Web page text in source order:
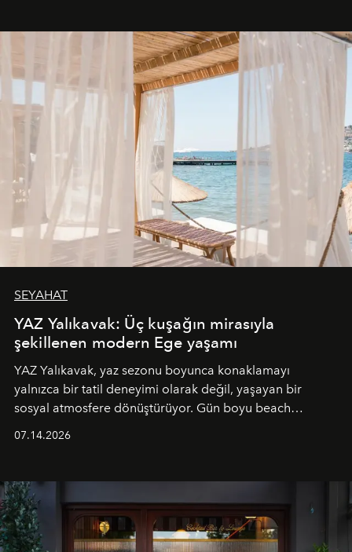
SEYAHAT
YAZ Yalıkavak: Üç kuşağın mirasıyla
şekillenen modern Ege yaşamı
YAZ Yalıkavak, yaz sezonu boyunca konaklamayı
yalnızca bir tatil deneyimi olarak değil, yaşayan bir
sosyal atmosfere dönüştürüyor. Gün boyu beach
tematik gastronomi geceleri misafirlerle buluşuyor.
Paylaşıma, lezzete ve müziğe odaklanan bu özel
akşamlar, YAZ’ın sade lüks anlayışını gün batımından
geceye taşıyarak her hafta farklı bir deneyim sunuyor.
07.14.2026